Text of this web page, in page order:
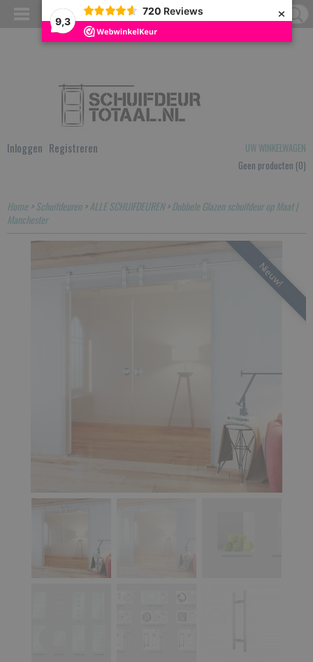
9,3
720 Reviews ×
Inloggen Registreren
UW WINKELWAGEN
Geen producten (0)
Home>Schuifdeuren>ALLE SCHUIFDEUREN>Dubbele Glazen schuifdeur op Maat |
Manchester
Nieuw!